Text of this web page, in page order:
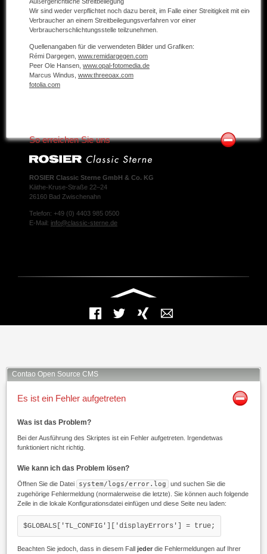
Wir sind weder verpflichtet noch dazu bereit, im Falle einer Streitigkeit mit einem
Verbraucher an einem Streitbeilegungsverfahren vor einer
Verbraucherschlichtungsstelle teilzunehmen.
Quellenangaben für die verwendeten Bilder und Grafiken:
Rémi Dargegen, www.remidargegen.com
Peer Ole Hansen, www.opal-fotomedia.de
Marcus Windus, www.threeoax.com
fotolia.com
So erreichen Sie uns
ROSIER Classic Sterne GmbH & Co. KG
Käthe-Kruse-Straße 22–24
26160 Bad Zwischenahn
Telefon: +49 (0) 4403 985 0500
E-Mail: info@classic-sterne.de
Facebook Twitter Xing
Contao Open Source CMS
Es ist ein Fehler aufgetreten
Was ist das Problem?
Bei der Ausführung des Skriptes ist ein Fehler aufgetreten. Irgendetwas
funktioniert nicht richtig.
Wie kann ich das Problem lösen?
Öffnen Sie die Datei system/logs/error.log
und suchen Sie die
zugehörige Fehlermeldung (normalerweise die letzte). Sie können auch folgende
Zeile in die lokale Konfigurationsdatei einfügen und diese Seite neu laden:
$GLOBALS['TL_CONFIG']['displayErrors'] = true;
Beachten Sie jedoch, dass in diesem Fall jeder die Fehlermeldungen auf Ihrer